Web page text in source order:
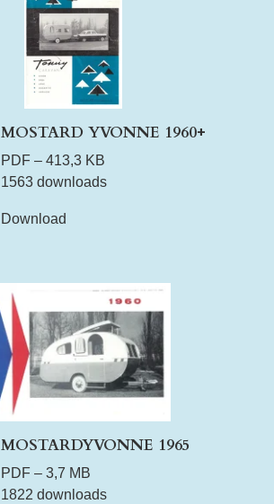
MOSTARD YVONNE 1960+
PDF – 413,3 KB
1563 downloads
Download
MOSTARDYVONNE 1965
PDF – 3,7 MB
1822 downloads